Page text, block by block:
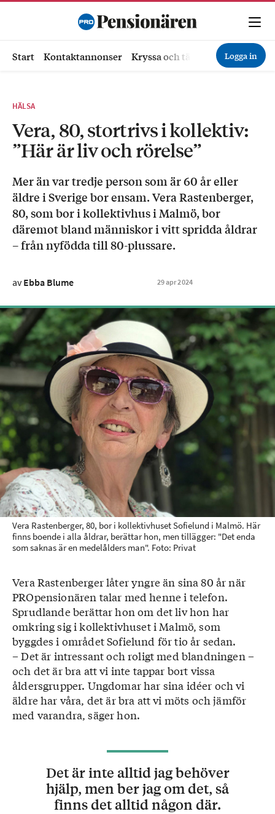
Start Kontaktannonser Kryssa och tävla Ekonomi
Logga in
HÄLSA
Vera, 80, stortrivs i kollektiv:
”Här är liv och rörelse”
Mer än var tredje person som är 60 år eller
äldre i Sverige bor ensam. Vera Rastenberger,
80, som bor i kollektivhus i Malmö, bor
däremot bland människor i vitt spridda åldrar
– från nyfödda till 80-plussare.
avEbba Blume 29apr2024
Vera Rastenberger, 80, bor i kollektivhuset Sofielund i Malmö. Här
finns boende i alla åldrar, berättar hon, men tillägger: "Det enda
som saknas är en medelålders man". Foto: Privat
Vera Rastenberger låter yngre än sina 80 år när
PROpensionären talar med henne i telefon.
Sprudlande berättar hon om det liv hon har
omkring sig i kollektivhuset i Malmö, som
byggdes i området Sofielund för tio år sedan.
– Det är intressant och roligt med blandningen –
och det är bra att vi inte tappar bort vissa
åldersgrupper. Ungdomar har sina idéer och vi
äldre har våra, det är bra att vi möts och jämför
med varandra, säger hon.
Det är inte alltid jag behöver
hjälp, men ber jag om det, så
finns det alltid någon där.